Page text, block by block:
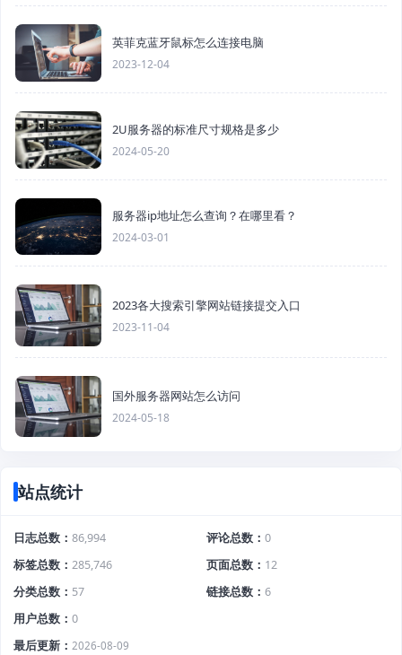
英菲克蓝牙鼠标怎么连接电脑
2023-12-04
2U服务器的标准尺寸规格是多少
2024-05-20
服务器ip地址怎么查询？在哪里看？
2024-03-01
2023各大搜索引擎网站链接提交入口
2023-11-04
国外服务器网站怎么访问
2024-05-18
站点统计
日志总数 86,994 评论总数
0
标签总数
285,746 页面总数
12
分类总数
57 链接总数
6
用户总数
0
最后更新
2026-08-09